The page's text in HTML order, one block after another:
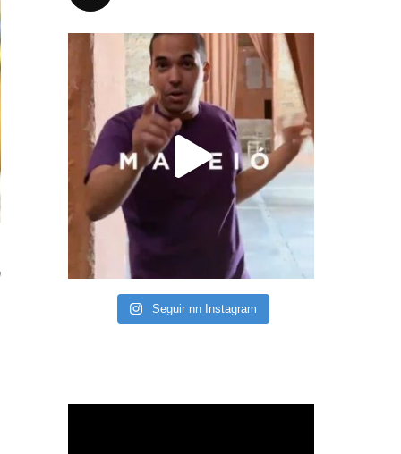
Seguir nn Instagram